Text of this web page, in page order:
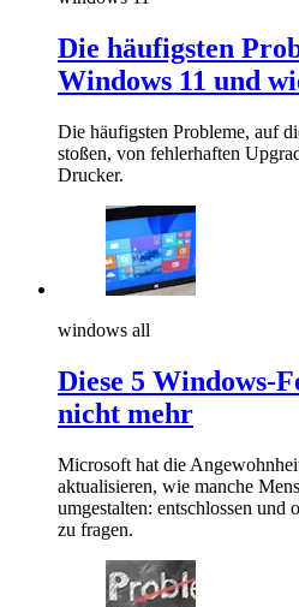
Die häufigsten
Windows 11 und
Die häufigsten Probleme, auf
stoßen, von fehlerhaften
Drucker.
windows all
Diese 5 Windows-
nicht mehr
Microsoft hat die
aktualisieren, wie manche
umgestalten: entschlossen und
zu fragen.